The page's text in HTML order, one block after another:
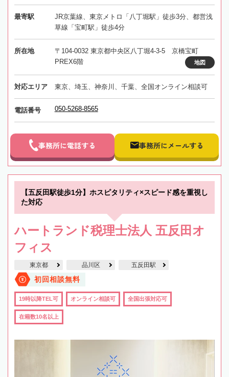
最寄駅
JR京葉線、東京メトロ「八丁堀駅」徒歩3分、都営浅
草線「宝町駅」徒歩4分
所在地
〒104-0032 東京都中央区八丁堀4-3-5 京橋宝町
PREX6階
地図
対応エリア 東京、埼玉、神奈川、千葉、全国オンライン相談可
電話番号 050-5268-8565
事務所に電話する 事務所にメールする
【五反田駅徒歩1分】ホスピタリティ×スピード感を重視し
た対応
ハートランド税理士法人 五反田オ
フィス
東京都 品川区 五反田駅
初回相談無料
19時以降TEL可 オンライン相談可 全国出張対応可
在籍数10名以上